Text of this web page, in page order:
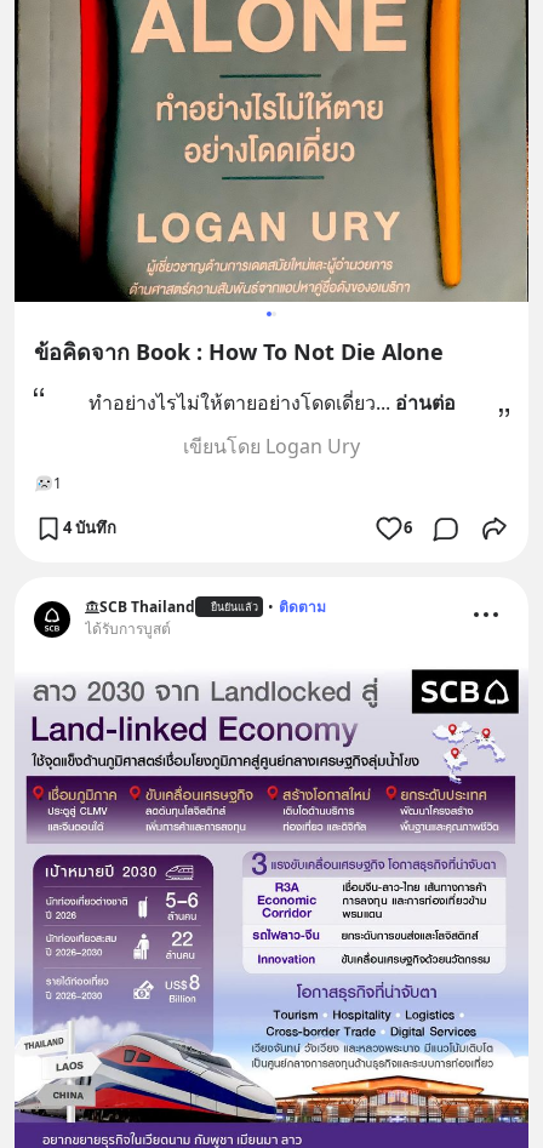
ข้อคิดจาก Book : How To Not Die Alone
ทำอย่างไรไม่ให้ตายอย่างโดดเดี่ยว... อ่านต่อ
เขียนโดย Logan Ury
1
4 บันทึก 6
SCB Thailand ยืนยันแล้ว • ติดตาม
ได้รับการบูสต์